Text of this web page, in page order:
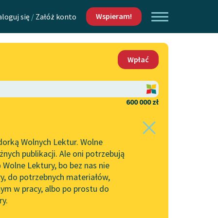
się / Załóż konto Wspieram!
Lektur
Kontakt
O projekcie
Zasady wykorzystania
Wolnych Lektur
Logotypy
Materiały promocyjne
Wpłać
600 000 zł
Wolnych Lektur. Wolne
publikacji. Ale oni potrzebują
Lektury, bo bez nas nie
do potrzebnych materiałów,
w pracy, albo po prostu do